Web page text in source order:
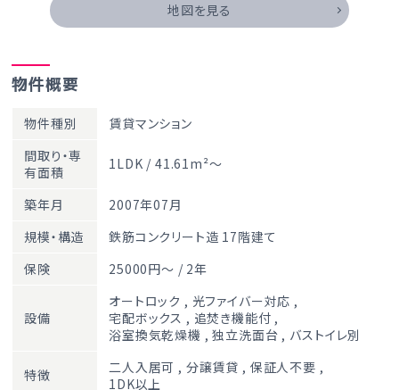
地図を見る
物件概要
物件種別
賃貸マンション
間取り・専
有面積
1LDK / 41.61m²～
築年月
2007年07月
規模・構造
鉄筋コンクリート造 17階建て
保険
25000円～ / 2年
設備
オートロック , 光ファイバー対応 ,
宅配ボックス , 追焚き機能付 ,
浴室換気乾燥機 ,独立洗面台 , バストイレ別
特徴 二人入居可 , 分譲賃貸 , 保証人不要 ,
1DK以上